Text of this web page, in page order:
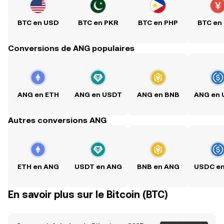
BTC en USD BTC en PKR BTC en PHP BTC en
Conversions de ANG populaires
ANG en ETH ANG en USDT ANG en BNB ANG en
Autres conversions ANG
ETH en ANG USDT en ANG BNB en ANG USDC
En savoir plus sur le Bitcoin (BTC)